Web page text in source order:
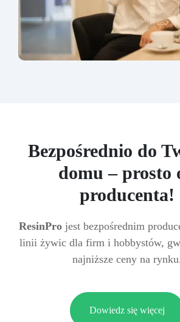
Bezpośrednio do
domu – prosto
producenta!
ResinPro jest bezpośrednim
linii żywic dla firm i hobbystów,
najniższe ceny na rynku.
Dowiedz się więcej